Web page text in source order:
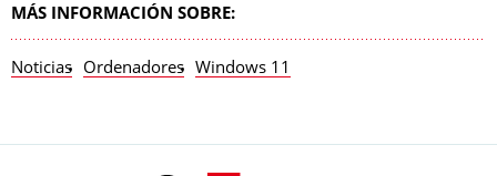
MÁS INFORMACIÓN SOBRE:
Noticias Ordenadores Windows 11